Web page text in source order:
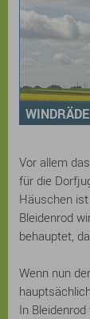
Vor allem
für die
Häuschen
Bleidenrod
behauptet,
Wenn nun
In